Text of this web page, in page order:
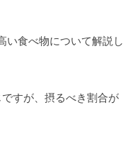
い食べ物について解説し
すが、摂るべき割合が